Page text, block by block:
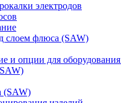
электродов
слоем флюса (SAW)
и опции для
(SAW)